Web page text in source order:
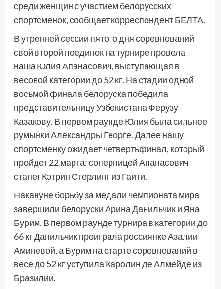
среди женщин с участием белорусских
спортсменок, сообщает корреспондент БЕЛТА.
В утренней сессии пятого дня соревнований
свой второй поединок на турнире провела
наша Юлия Апанасович, выступающая в
весовой категории до 52 кг. На стадии одной
восьмой финала белоруска победила
представительницу Узбекистана Ферузу
Казакову. В первом раунде Юлия была сильнее
румынки Александры Георге. Далее нашу
спортсменку ожидает четвертьфинал, который
пройдет 22 марта: соперницей Апанасович
станет Кэтрин Стерлинг из Гаити.
Накануне борьбу за медали чемпионата мира
завершили белоруски Арина Данильчик и Яна
Бурим. В первом раунде турнира в категории до
66 кг Данильчик проиграла россиянке Азалии
Аминевой, а Бурим на старте соревнований в
весе до 52 кг уступила Каролин де Алмейде из
Бразилии.